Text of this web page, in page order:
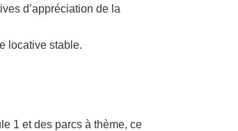
d’appréciation de la
locative stable.
1 et des parcs à thème, ce